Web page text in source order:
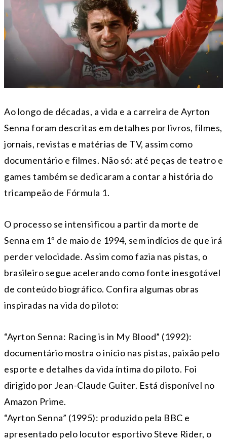
Ao longo de décadas, a vida e a carreira de Ayrton
Senna foram descritas em detalhes por livros, filmes,
jornais, revistas e matérias de TV, assim como
documentário e filmes. Não só: até peças de teatro e
games também se dedicaram a contar a história do
tricampeão de Fórmula 1.
O processo se intensificou a partir da morte de
Senna em 1º de maio de 1994, sem indícios de que irá
perder velocidade. Assim como fazia nas pistas, o
brasileiro segue acelerando como fonte inesgotável
de conteúdo biográfico. Confira algumas obras
inspiradas na vida do piloto:
“Ayrton Senna: Racing is in My Blood” (1992):
documentário mostra o início nas pistas, paixão pelo
esporte e detalhes da vida íntima do piloto. Foi
dirigido por Jean-Claude Guiter. Está disponível no
Amazon Prime.
“Ayrton Senna” (1995): produzido pela BBC e
apresentado pelo locutor esportivo Steve Rider, o